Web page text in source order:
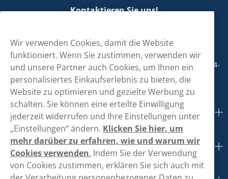
Kontaktieren Sie uns!
+498001800890
Mo/Di/Fr: 09-17 Uhr (Pause 12-13) Mi/Do: 10-19 Uhr (Pause 14-
15)
Kundendienst
Links
Wir verwenden Cookies, damit die Website
funktioniert. Wenn Sie zustimmen, verwenden wir
und unsere Partner auch Cookies, um Ihnen ein
personalisiertes Einkaufserlebnis zu bieten, die
Website zu optimieren und gezielte Werbung zu
schalten. Sie können eine erteilte Einwilligung
jederzeit widerrufen und Ihre Einstellungen unter
„Einstellungen“ ändern. Klicken Sie hier, um
mehr darüber zu erfahren, wie und warum wir
Cookies verwenden. Indem Sie der Verwendung
von Cookies zustimmen, erklären Sie sich auch mit